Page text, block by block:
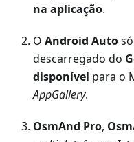
na aplicação.
O Android Auto
descarregado do
disponível para o
AppGallery.
OsmAnd Pro,